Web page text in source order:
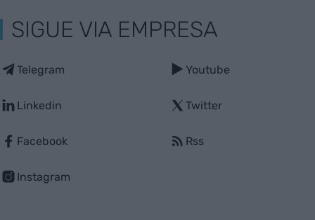
SIGUE VIA EMPRESA
Telegram
Linkedin
Facebook
Instagram
Youtube
Twitter
Rss